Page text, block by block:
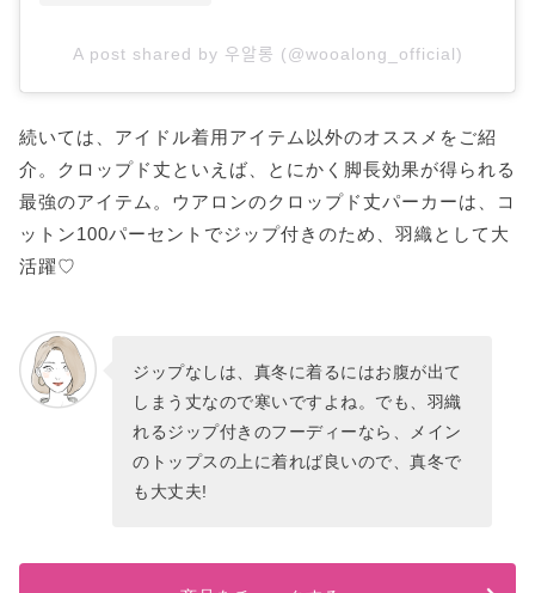
A post shared by 우알롱 (@wooalong_official)
続いては、アイドル着用アイテム以外のオススメをご紹
介。クロップド丈といえば、とにかく脚長効果が得られる
最強のアイテム。ウアロンのクロップド丈パーカーは、コ
ットン100パーセントでジップ付きのため、羽織として大
活躍♡
ジップなしは、真冬に着るにはお腹が出て
しまう丈なので寒いですよね。でも、羽織
れるジップ付きのフーディーなら、メイン
のトップスの上に着れば良いので、真冬で
も大丈夫!